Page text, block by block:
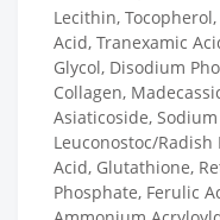
Lecithin,
Acid, Tranexamic
Glycol, Disodium
Collagen,
Asiaticoside,
Leuconostoc/
Acid, Glutathione,
Phosphate, Ferulic